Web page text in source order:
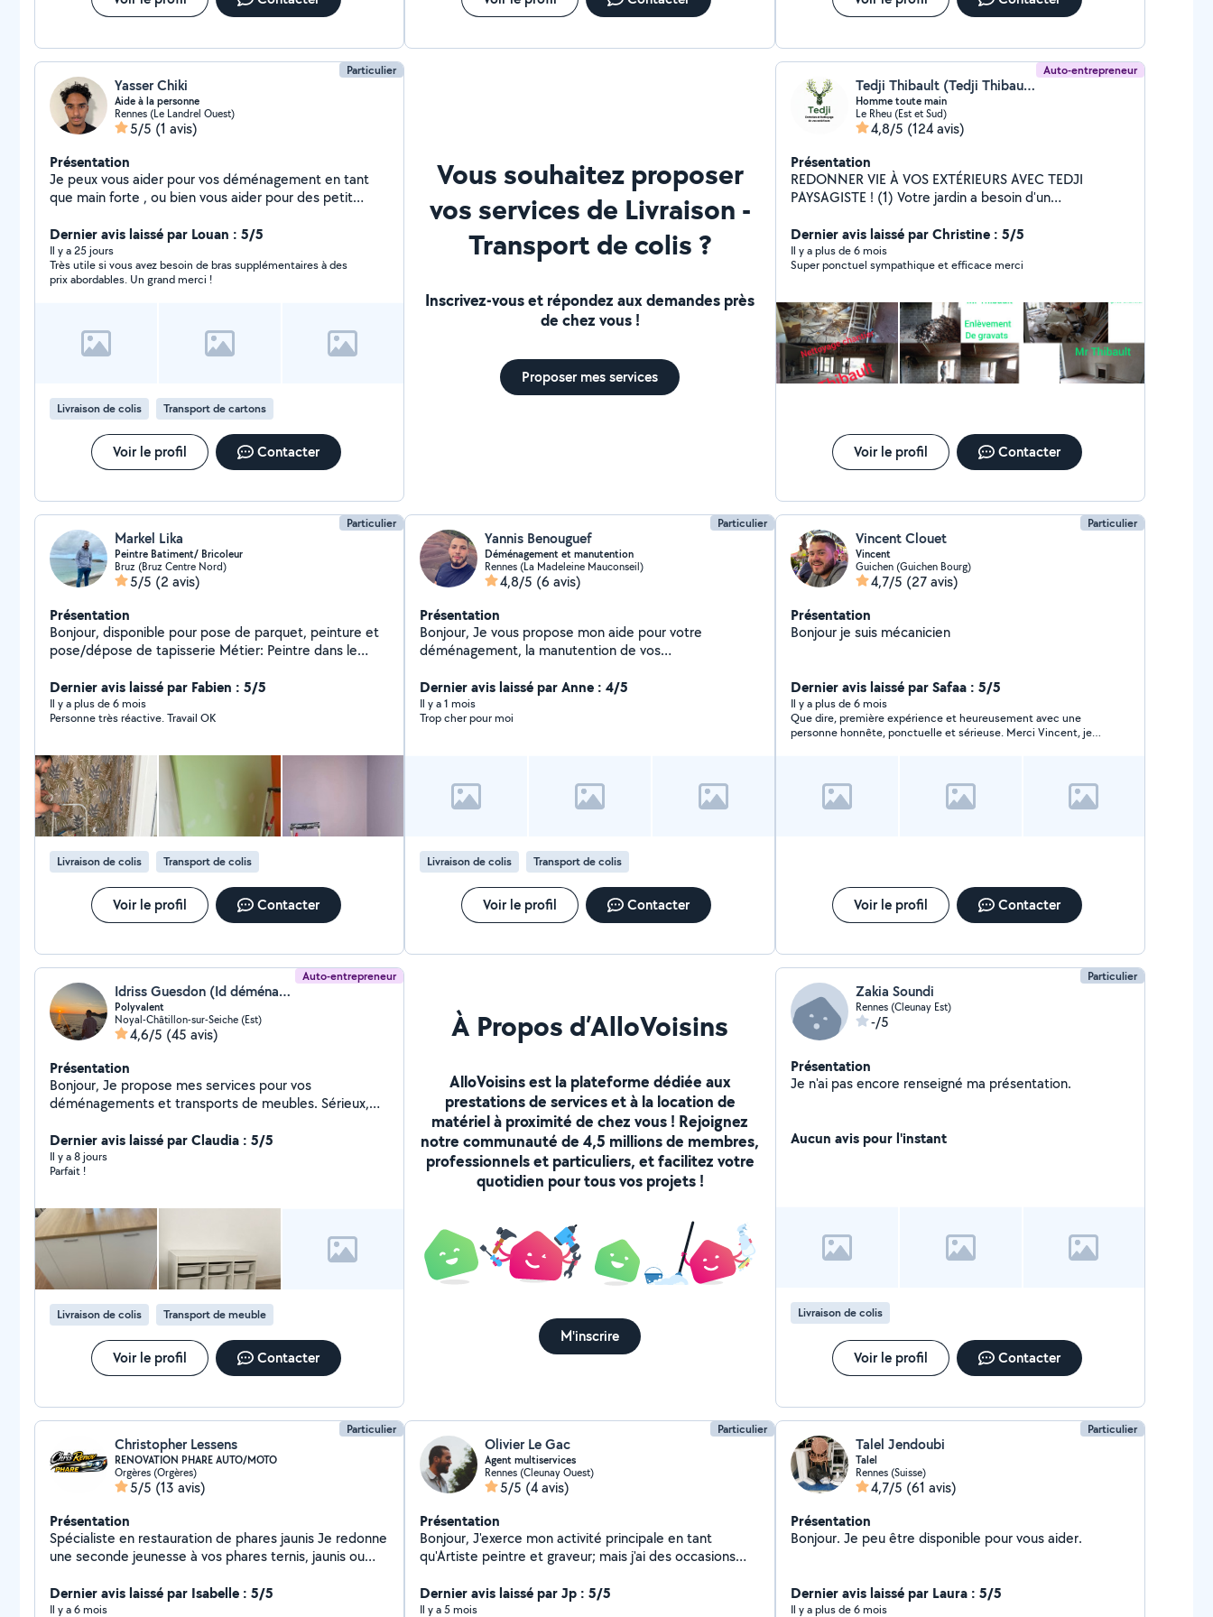
recommande Ahmid M. les yeux fermés !
Particulier
Yasser Chiki
Aide à la personne
Rennes (Le Landrel Ouest)
5/5 (1 avis)
Présentation
Je peux vous aider pour vos déménagement en tant
que main forte , ou bien vous aider pour des petit
Dernier avis laissé par Louan : 5/5
Il y a 25 jours
Très utile si vous avez besoin de bras supplémentaires à des
prix abordables. Un grand merci !
Livraison de colis Transport de cartons
Voir le profil Contacter
Vous souhaitez proposer
vos services de Livraison -
Transport de colis ?
Inscrivez-vous et répondez aux demandes près
de chez vous !
Proposer mes services
Auto-entrepreneur
Tedji Thibault (Tedji Thibault)
Homme toute main
Le Rheu (Est et Sud)
4,8/5 (124 avis)
Présentation
REDONNER VIE À VOS EXTÉRIEURS AVEC TEDJI
PAYSAGISTE ! (1) Votre jardin a besoin d'un
votre service pour transformer et assainir vos espaces
verts. (2) NOS INTERVENTIONS CLÉS : Taille de
précision : haies, arbustes et taille spécifique d'arbres
sécurisation de vos arbres. (4) Ramassage des feuilles
tomber au sol en automne passage du souffleur.
nettoyage de vos gouttières (5) ASSAINISSEMENT :
traitement de tout support contaminé et envahi par les
végétaux parasite mousses lichen pollution
POURQUOI CHOISIR TEDJI ? C'est la garantie d'un
travail soigné et d'un chantier livré parfaitement propre.
Ne vous souciez plus de l'évacuation je m'occupe de
Dernier avis laissé par Christine : 5/5
Il y a plus de 6 mois
Super ponctuel sympathique et efficace merci
Voir le profil Contacter
Particulier
Markel Lika
Peintre Batiment/ Bricoleur
Bruz (Bruz Centre Nord)
5/5 (2 avis)
Présentation
Bonjour, disponible pour pose de parquet, peinture et
pose/dépose de tapisserie Métier: Peintre dans le
Dernier avis laissé par Fabien : 5/5
Il y a plus de 6 mois
Personne très réactive. Travail OK
Livraison de colis Transport de colis
Voir le profil Contacter
Particulier
Yannis Benouguef
Déménagement et manutention
Rennes (La Madeleine Mauconseil)
4,8/5 (6 avis)
Présentation
Bonjour, Je vous propose mon aide pour votre
déménagement, la manutention de vos
de débarras. Sérieux et minutieux, je saurai prendre
soin de tous les objets que vous me confierez. Je viens
avec le matériel nécessaire pour un transport en toute
Dernier avis laissé par Anne : 4/5
Il y a 1 mois
Trop cher pour moi
Livraison de colis Transport de colis
Voir le profil Contacter
Particulier
Vincent Clouet
Vincent
Guichen (Guichen Bourg)
4,7/5 (27 avis)
Présentation
Bonjour je suis mécanicien
Dernier avis laissé par Safaa : 5/5
Il y a plus de 6 mois
Que dire, première expérience et heureusement avec une
personne honnête, ponctuelle et sérieuse. Merci Vincent, je
Voir le profil Contacter
Auto-entrepreneur
Idriss Guesdon (Id déménagement)
Polyvalent
Noyal-Châtillon-sur-Seiche (Est)
4,6/5 (45 avis)
Présentation
Bonjour, Je propose mes services pour vos
déménagements et transports de meubles. Sérieux,
Chargement et déchargement Déménagement
complet ou partiel Transport de meubles et
électroménager Montage / démontage de meubles
roulettes Sangles de maintien Je prends soin de vos
affaires et j'optimise le transport pour gagner du temps
et éviter les risques. Disponible rapidement, en
semaine et le week-end. Contactez-moi pour un devis
rapide !
Dernier avis laissé par Claudia : 5/5
Il y a 8 jours
Parfait !
Livraison de colis Transport de meuble
Voir le profil Contacter
À Propos d’AlloVoisins
AlloVoisins est la plateforme dédiée aux
prestations de services et à la location de
matériel à proximité de chez vous ! Rejoignez
notre communauté de 4,5 millions de membres,
professionnels et particuliers, et facilitez votre
quotidien pour tous vos projets !
M'inscrire
Particulier
Zakia Soundi
Rennes (Cleunay Est)
-/5
Présentation
Je n'ai pas encore renseigné ma présentation.
Aucun avis pour l'instant
Livraison de colis
Voir le profil Contacter
Particulier
Christopher Lessens
RENOVATION PHARE AUTO/MOTO
Orgères (Orgères)
5/5 (13 avis)
Présentation
Spécialiste en restauration de phares jaunis Je redonne
une seconde jeunesse à vos phares ternis, jaunis ou
renforcée et esthétique retrouvée, sans
remplacement coûteux. Intervention rapide Travail
Dernier avis laissé par Isabelle : 5/5
Il y a 6 mois
Particulier
Olivier Le Gac
Agent multiservices
Rennes (Cleunay Ouest)
5/5 (4 avis)
Présentation
Bonjour, J'exerce mon activité principale en tant
qu'Artiste peintre et graveur; mais j'ai des occasions
manutentionnaire; je réalise des petits travaux de
bricolage et peinture, de la tonte de pelouse... Je suis
Dernier avis laissé par Jp : 5/5
Il y a 5 mois
Particulier
Talel Jendoubi
Talel
Rennes (Suisse)
4,7/5 (61 avis)
Présentation
Bonjour. Je peu être disponible pour vous aider.
Dernier avis laissé par Laura : 5/5
Il y a plus de 6 mois